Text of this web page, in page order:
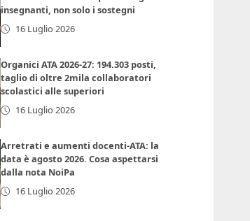
insegnanti, non solo i sostegni
16 Luglio 2026
Organici ATA 2026-27: 194.303 posti,
taglio di oltre 2mila collaboratori
scolastici alle superiori
16 Luglio 2026
Arretrati e aumenti docenti-ATA: la
data è agosto 2026. Cosa aspettarsi
dalla nota NoiPa
16 Luglio 2026